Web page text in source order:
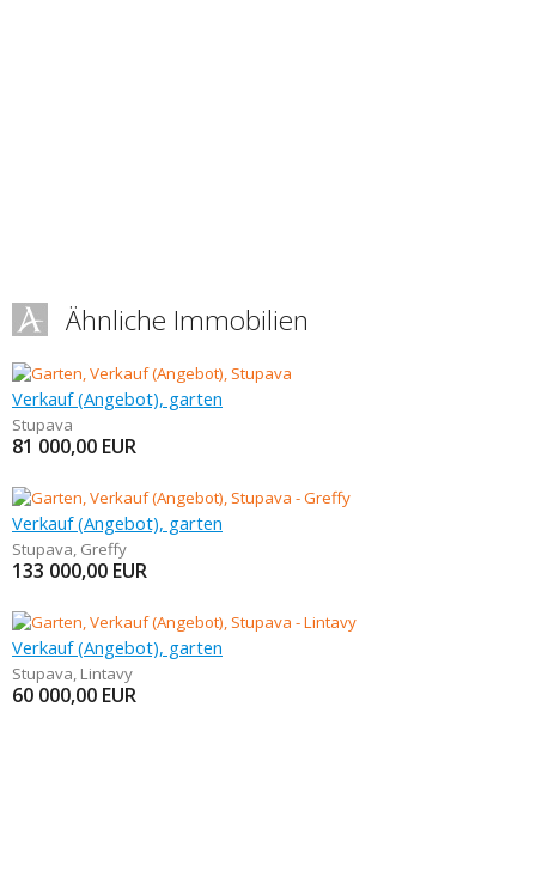
Ähnliche Immobilien
Verkauf (Angebot), garten
Stupava
81 000,00 EUR
Verkauf (Angebot), garten
Stupava, Greffy
133 000,00 EUR
Verkauf (Angebot), garten
Stupava, Lintavy
60 000,00 EUR